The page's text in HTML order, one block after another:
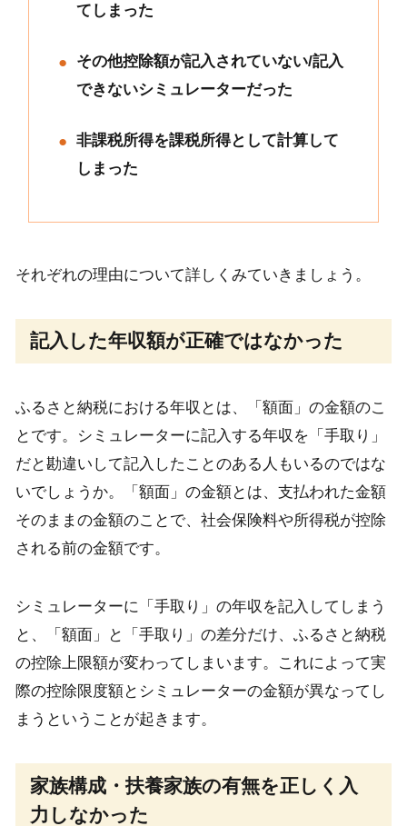
てしまった
その他控除額が記入されていない/記入
できないシミュレーターだった
非課税所得を課税所得として計算して
しまった
それぞれの理由について詳しくみていきましょう。
記入した年収額が正確ではなかった
ふるさと納税における年収とは、「額面」の金額のこ
とです。シミュレーターに記入する年収を「手取り」
だと勘違いして記入したことのある人もいるのではな
いでしょうか。「額面」の金額とは、支払われた金額
そのままの金額のことで、社会保険料や所得税が控除
される前の金額です。
シミュレーターに「手取り」の年収を記入してしまう
と、「額面」と「手取り」の差分だけ、ふるさと納税
の控除上限額が変わってしまいます。これによって実
際の控除限度額とシミュレーターの金額が異なってし
まうということが起きます。
家族構成・扶養家族の有無を正しく入
力しなかった